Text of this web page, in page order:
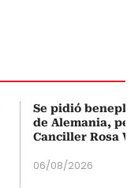
Se pidió
de Alemania,
Canciller Rosa
06/08/2026